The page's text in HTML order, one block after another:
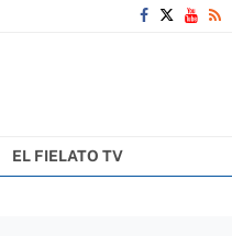
EL FIELATO TV